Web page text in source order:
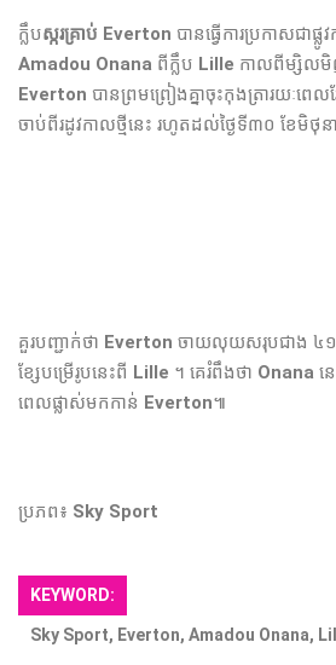
ក្លឹប​ស្ករគ្រាប់ Everton បាន​ធ្វើ​ការ​ប្រកាស​ជា​ផ្
Amadou Onana ពី​ក្លឹប​ Lille កាលពីម្សិល
Everton បាន​ព្រម​ព្រៀង​គ្នា​ចុះ​កុងត្រា​រយៈព
ចាប់​ពី​រដូវកាល​ថ្មី​នេះ​ រហូត​ដល់​ថ្ងៃ​ទី​៣០ ខែ​មិថុ
គួរបញ្ជាក់ថា Everton ចាយ​លុយ​សរុប​ជាង​ ៤១
ខ្សែ​បម្រើ​រូប​នេះ​ពី​ Lille ។ គេរំពឹងថា Onana ន
ពេល​ផ្លាស់​មក​កាន់​ Everton៕
ប្រភព៖ Sky Sport
KEYWORD:
Sky Sport, Everton, Amadou Onana,